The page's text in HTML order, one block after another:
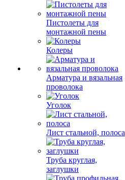
Пистолеты для
монтажной пены
Колеры
Арматура и вязальная
проволока
Уголок
Лист стальной, полоса
Труба круглая,
заглушки